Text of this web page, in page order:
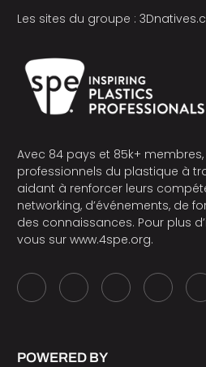
Les sites du groupe :
Avec 84 pays et 85k+ membres,
professionnels du plastique à
aidant à renforcer leurs
networking, d’événements, de
des connaissances. Pour plus
vous sur www.4spe.org.
POWERED BY